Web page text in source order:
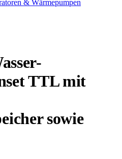
& Wärmepumpen
TTL mit
sowie